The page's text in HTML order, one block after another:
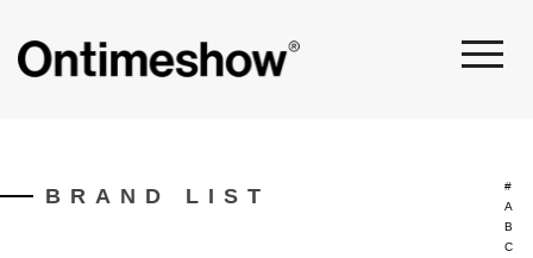
BRAND LIST
#
A
B
C